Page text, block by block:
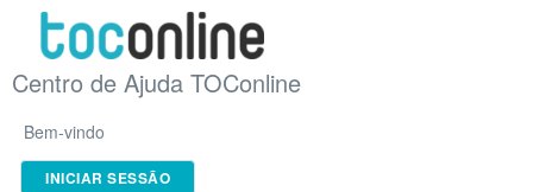
Centro de Ajuda TOConline
Bem-vindo
INICIAR SESSÃO